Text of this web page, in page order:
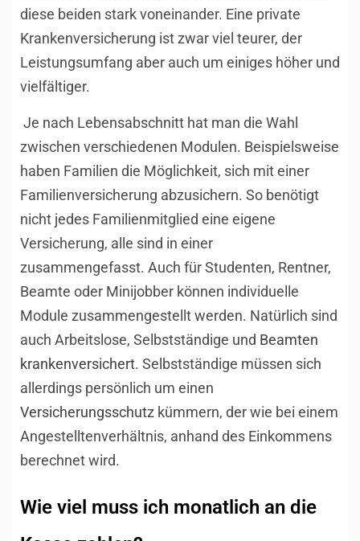
diese beiden stark voneinander. Eine private
Krankenversicherung ist zwar viel teurer, der
Leistungsumfang aber auch um einiges höher und
vielfältiger.
Je nach Lebensabschnitt hat man die Wahl
zwischen verschiedenen Modulen. Beispielsweise
haben Familien die Möglichkeit, sich mit einer
Familienversicherung abzusichern. So benötigt
nicht jedes Familienmitglied eine eigene
Versicherung, alle sind in einer
zusammengefasst. Auch für Studenten, Rentner,
Beamte oder Minijobber können individuelle
Module zusammengestellt werden. Natürlich sind
auch Arbeitslose, Selbstständige und Beamten
krankenversichert. Selbstständige müssen sich
allerdings persönlich um einen
Versicherungsschutz kümmern, der wie bei einem
Angestelltenverhältnis, anhand des Einkommens
berechnet wird.
Wie viel muss ich monatlich an die